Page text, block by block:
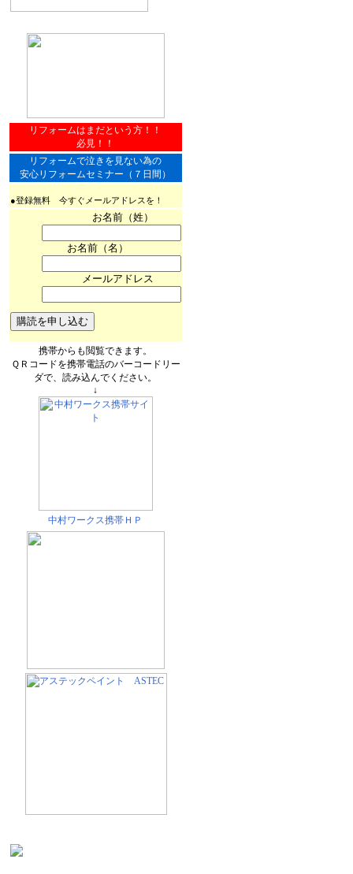
リフォームはまだという方！！
必見！！
リフォームで泣きを見ない為の
安心リフォームセミナー（７日間）
●登録無料 今すぐメールアドレスを！
お名前（姓）
お名前（名）
メールアドレス
携帯からも閲覧できます。
ＱＲコードを携帯電話のバーコードリー
ダで、読み込んでください。
↓
中村ワークス携帯ＨＰ